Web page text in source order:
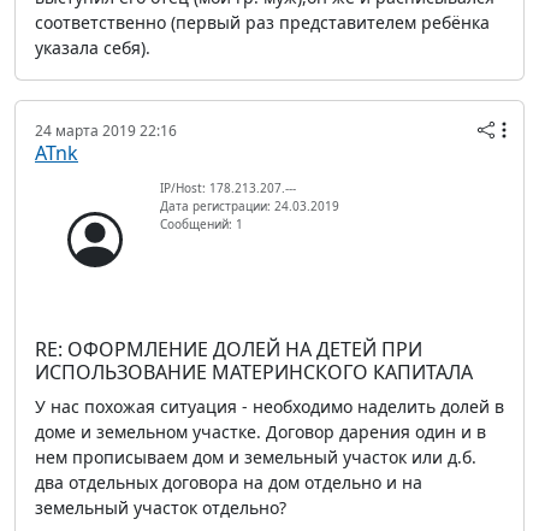
соответственно (первый раз представителем ребёнка
указала себя).
24 марта 2019 22:16
ATnk
IP/Host: 178.213.207.---
Дата регистрации: 24.03.2019
Сообщений: 1
RE: ОФОРМЛЕНИЕ ДОЛЕЙ НА ДЕТЕЙ ПРИ
ИСПОЛЬЗОВАНИЕ МАТЕРИНСКОГО КАПИТАЛА
У нас похожая ситуация - необходимо наделить долей в
доме и земельном участке. Договор дарения один и в
нем прописываем дом и земельный участок или д.б.
два отдельных договора на дом отдельно и на
земельный участок отдельно?